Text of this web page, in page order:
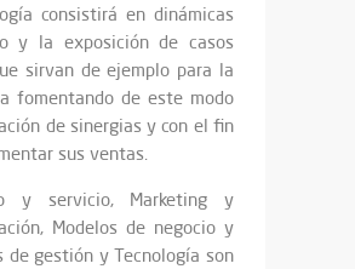
consistirá en dinámicas
y la exposición de casos
sirvan de ejemplo para la
fomentando de este modo
de sinergias y con el fin
sus ventas.
y servicio, Marketing y
Modelos de negocio y
de gestión y Tecnología son